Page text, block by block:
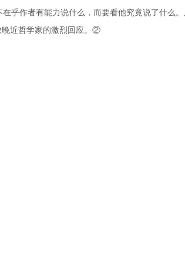
作者有能力说什么，而要看他究竟说了什么
晚近哲学家的激烈回应。②